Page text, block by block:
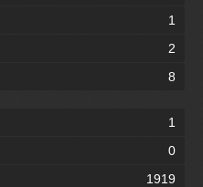
1
2
8
1
0
1919